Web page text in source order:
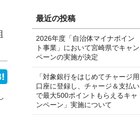
最近の投稿
2026年度「自治体マイナポイン
ト事業」において宮崎県でキャン
ペーンの実施が決定
「対象銀行をはじめてチャージ用
口座に登録し、チャージ＆支払い
で最大500ポイントもらえるキャ
ンペーン」実施について